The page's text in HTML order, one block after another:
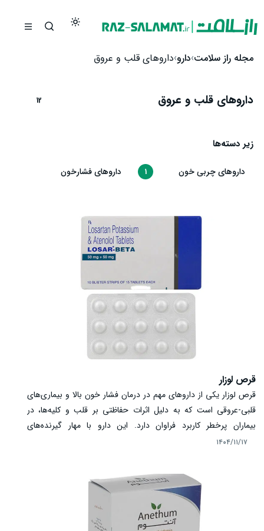
پرش به محتوا
مجله راز سلامت دارو داروهای قلب و عروق
داروهای قلب و عروق 12
زیر دسته‌ها
داروهای چربی خون 1 داروهای فشارخون
قرص لوزار
قرص لوزار یکی از داروهای مهم در درمان فشار خون بالا و بیماری‌های
قلبی-عروقی است که به دلیل اثرات حفاظتی بر قلب و کلیه‌ها، در
بیماران پرخطر کاربرد فراوان دارد. این دارو با مهار گیرنده‌های
مصرف لوزار نیازمند رعایت دوز صحیح، زمان مصرف منظم و پیگیری
عوارض احتمالی است. در این مقاله، به بررسی موارد مصرف، مکانیسم
اثر، دوز، عوارض و نکات احتیاطی این داروی حیاتی پرداخته‌ایم.
۱۴۰۴/۱۱/۱۷